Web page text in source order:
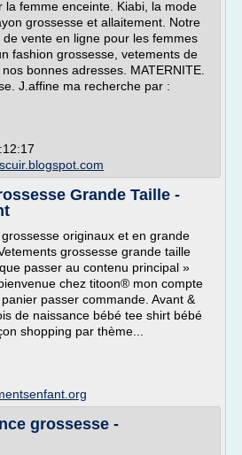
la femme enceinte. Kiabi, la mode
grossesse et allaitement. Notre
vente en ligne pour les femmes
fashion grossesse, vetements de
bonnes adresses. MATERNITE.
J.affine ma recherche par :
Grande Taille -
originaux et en grande
grossesse grande taille
passer au contenu principal »
chez titoon® mon compte
passer commande. Avant &
de naissance bébé tee shirt bébé
shopping par thème...
grossesse -